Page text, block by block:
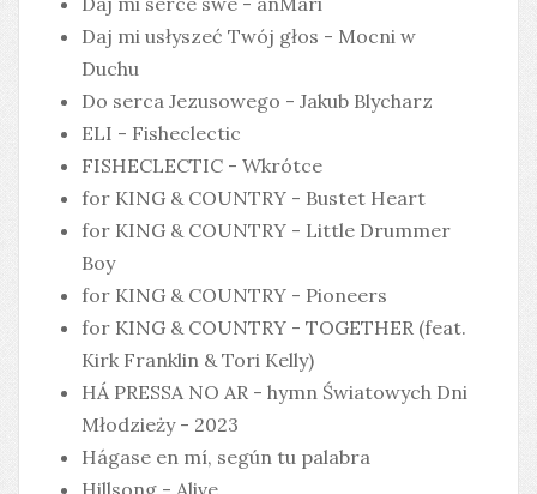
Daj mi usłyszeć Twój głos - Mocni w
Duchu
Do serca Jezusowego - Jakub Blycharz
ELI - Fisheclectic
FISHECLECTIC - Wkrótce
for KING & COUNTRY - Bustet Heart
for KING & COUNTRY - Little Drummer
Boy
for KING & COUNTRY - Pioneers
for KING & COUNTRY - TOGETHER (feat.
Kirk Franklin & Tori Kelly)
HÁ PRESSA NO AR - hymn Światowych Dni
Młodzieży - 2023
Hágase en mí, según tu palabra
Hillsong - Alive